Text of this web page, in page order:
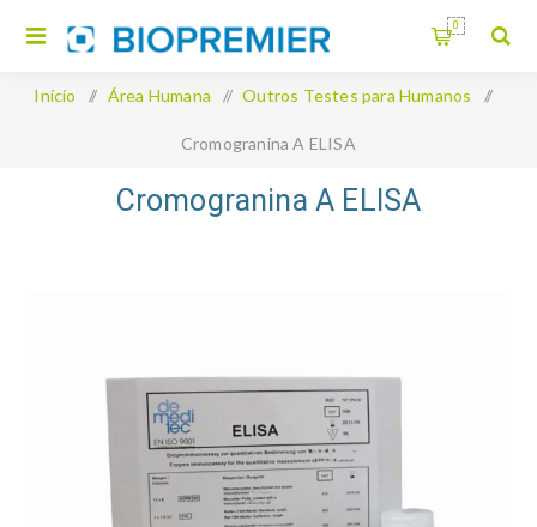
0
Início / Área Humana / Outros Testes para Humanos /
Cromogranina A ELISA
Cromogranina A ELISA